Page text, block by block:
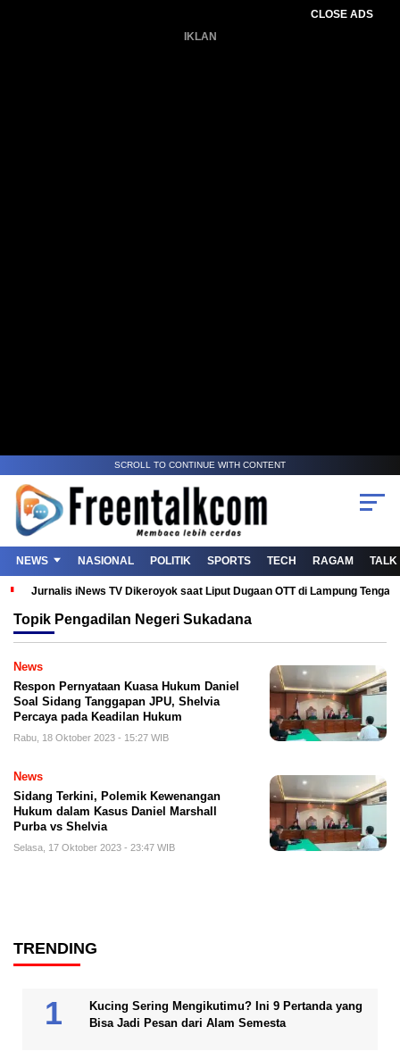
CLOSE ADS
IKLAN
SCROLL TO CONTINUE WITH CONTENT
NEWS NASIONAL POLITIK SPORTS TECH RAGAM TALK
Jurnalis iNews TV Dikeroyok saat Liput Dugaan OTT di Lampung
Topik Pengadilan Negeri Sukadana
News
Respon Pernyataan Kuasa Hukum Daniel
Soal Sidang Tanggapan JPU, Shelvia
Percaya pada Keadilan Hukum
Rabu, 18 Oktober 2023 - 15:27 WIB
News
Sidang Terkini, Polemik Kewenangan
Hukum dalam Kasus Daniel Marshall
Purba vs Shelvia
Selasa, 17 Oktober 2023 - 23:47 WIB
TRENDING
Kucing Sering Mengikutimu? Ini 9 Pertanda yang
Bisa Jadi Pesan dari Alam Semesta